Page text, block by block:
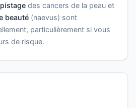
des cancers de la peau et
beauté (naevus) sont
particulièrement si vous
de risque.